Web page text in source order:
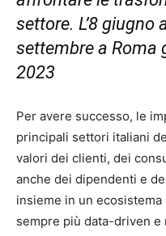
settore. L’8 giugno
settembre a Roma
2023
Per avere successo, le
principali settori italiani
valori dei clienti, dei
anche dei dipendenti e
insieme in un
sempre più data-driven